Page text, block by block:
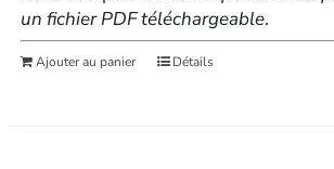
un fichier PDF téléchargeable.
Ajouter au panier Détails